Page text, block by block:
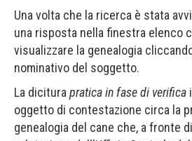
Una volta che la ricerca è stata
una risposta nella finestra elenco
visualizzare la genealogia
nominativo del soggetto.
La dicitura pratica in fase di verifica
oggetto di contestazione circa la
genealogia del cane che, a fronte